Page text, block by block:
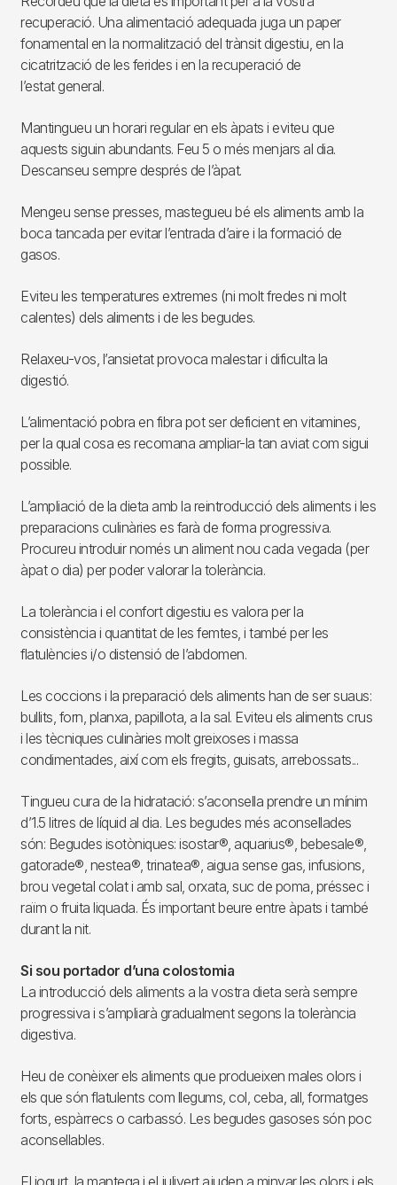
recuperació. Una alimentació adequada juga un paper
fonamental en la normalització del trànsit digestiu, en la
cicatrització de les ferides i en la recuperació de
l’estat general.
Mantingueu un horari regular en els àpats i eviteu que
aquests siguin abundants. Feu 5 o més menjars al dia.
Descanseu sempre després de l’àpat.
Mengeu sense presses, mastegueu bé els aliments amb la
boca tancada per evitar l’entrada d’aire i la formació de
gasos.
Eviteu les temperatures extremes (ni molt fredes ni molt
calentes) dels aliments i de les begudes.
Relaxeu-vos, l’ansietat provoca malestar i dificulta la
digestió.
L’alimentació pobra en fibra pot ser deficient en vitamines,
per la qual cosa es recomana ampliar-la tan aviat com sigui
possible.
L’ampliació de la dieta amb la reintroducció dels aliments i les
preparacions culinàries es farà de forma progressiva.
Procureu introduir només un aliment nou cada vegada (per
àpat o dia) per poder valorar la tolerància.
La tolerància i el confort digestiu es valora per la
consistència i quantitat de les femtes, i també per les
flatulències i/o distensió de l’abdomen.
Les coccions i la preparació dels aliments han de ser suaus:
bullits, forn, planxa, papillota, a la sal. Eviteu els aliments crus
i les tècniques culinàries molt greixoses i massa
condimentades, així com els fregits, guisats, arrebossats...
Tingueu cura de la hidratació: s’aconsella prendre un mínim
d’1.5 litres de líquid al dia. Les begudes més aconsellades
són: Begudes isotòniques: isostar®, aquarius®, bebesale®,
gatorade®, nestea®, trinatea®, aigua sense gas, infusions,
brou vegetal colat i amb sal, orxata, suc de poma, préssec i
raïm o fruita liquada. És important beure entre àpats i també
durant la nit.
Si sou portador d’una colostomia
La introducció dels aliments a la vostra dieta serà sempre
progressiva i s’ampliarà gradualment segons la tolerància
digestiva.
Heu de conèixer els aliments que produeixen males olors i
els que són flatulents com llegums, col, ceba, all, formatges
forts, espàrrecs o carbassó. Les begudes gasoses són poc
aconsellables.
El iogurt, la mantega i el julivert ajuden a minvar les olors i els